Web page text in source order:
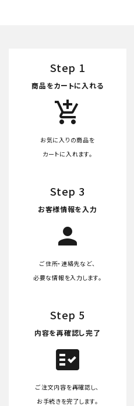
Step 1
商品をカートに入れる
add_shopping_cart
お気に入りの商品を
カートに入れます。
Step 3
お客様情報を入力
person
ご住所・連絡先など、
必要な情報を入力します。
Step 5
内容を再確認し完了
fact_check
ご注文内容を再確認し、
お手続きを完了します。